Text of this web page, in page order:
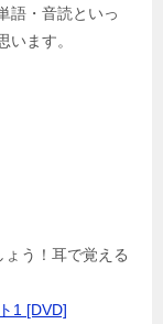
語・音読といっ
ます。
う！耳で覚える
1 [DVD]